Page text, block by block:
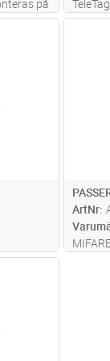
på
(bil,
Den
ArtNr